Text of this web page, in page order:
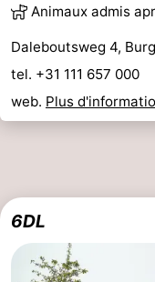
Animaux admis
Daleboutsweg 4,
tel. +31 111 657 000
web. Plus
6DL